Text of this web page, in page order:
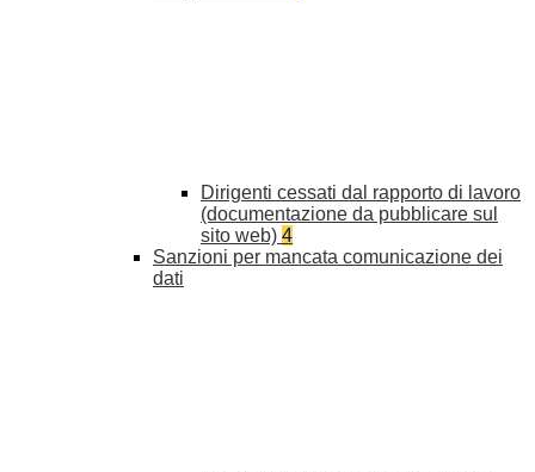
Dirigenti cessati dal rapporto di lavoro
(documentazione da pubblicare sul
sito web) 4
Sanzioni per mancata comunicazione dei
dati